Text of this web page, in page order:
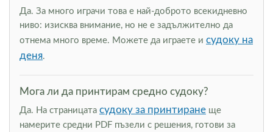
Да. За много играчи това е най-доброто всекидневно
ниво: изисква внимание, но не е задължително да
отнема много време. Можете да играете и судоку на
деня.
Мога ли да принтирам средно судоку?
Да. На страницата судоку за принтиране ще
намерите средни PDF пъзели с решения, готови за